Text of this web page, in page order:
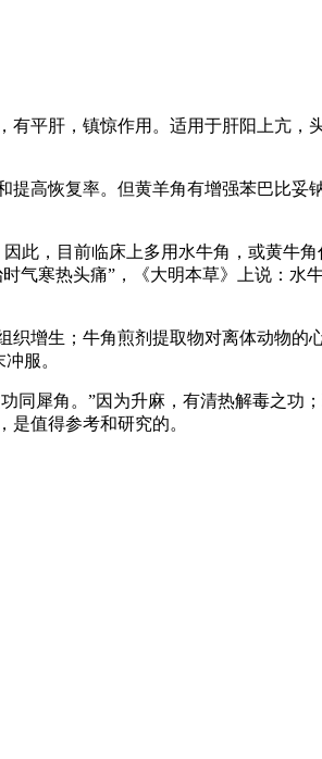
平肝，镇惊作用。适用于肝阳上亢，
高恢复率。但黄羊角有增强苯巴比妥
此，目前临床上多用水牛角，或黄牛
寒热头痛”，《大明本草》上说：水
增生；牛角煎剂提取物对离体动物的
服。
同犀角。”因为升麻，有清热解毒之功
值得参考和研究的。